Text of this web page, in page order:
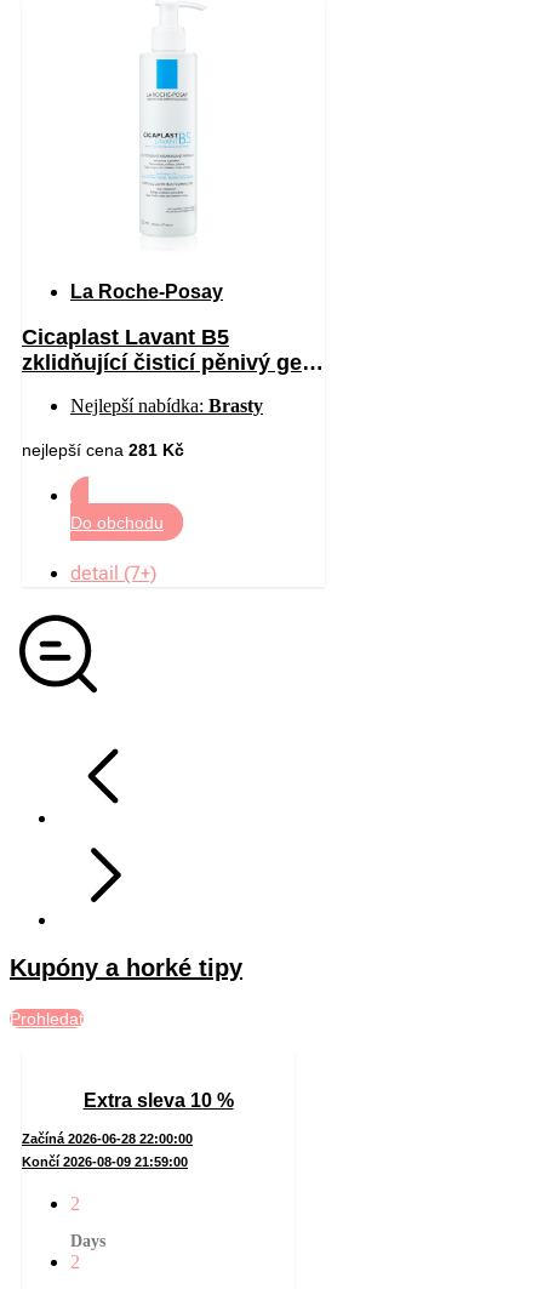
La Roche-Posay
Cicaplast Lavant B5
zklidňující čisticí pěnivý gel
Nejlepší nabídka: Brasty
nejlepší cena 281 Kč
Do obchodu
detail (7+)
Kupóny a horké tipy
Prohledat
Extra sleva 10 %
Začíná 2026-06-28 22:00:00
Končí 2026-08-09 21:59:00
2
Days
2